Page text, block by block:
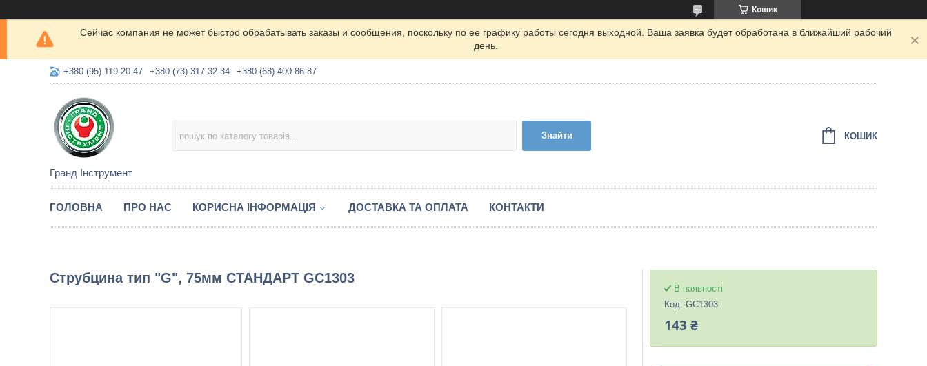
Кошик
Сейчас компания не может быстро обрабатывать заказы и сообщения, поскольку по ее графику работы сегодня выходной. Ваша заявка будет обработана в ближайший рабочий
день.
+380 (95) 119-20-47 +380 (73) 317-32-34 +380 (68) 400-86-87
Гранд Інструмент
Знайти КОШИК
ГОЛОВНА ПРО НАС КОРИСНА ІНФОРМАЦІЯ ДОСТАВКА ТА ОПЛАТА КОНТАКТИ
Струбцина тип "G", 75мм СТАНДАРТ GC1303
В наявності
Код: GC1303
143 ₴